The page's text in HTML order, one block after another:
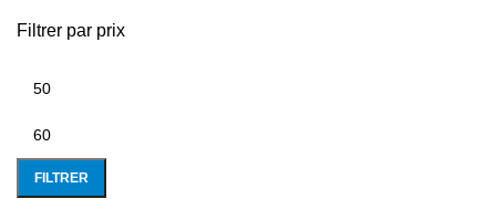
Filtrer par prix
FILTRER